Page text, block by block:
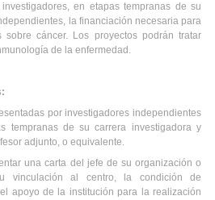
en etapas tempranas de su
la financiación necesaria para
sobre cáncer. Los proyectos podrán tratar
de la enfermedad.
por investigadores independientes
tempranas de su carrera investigadora y
adjunto, o equivalente.
una carta del jefe de su organización o
vinculación al centro, la condición de
apoyo de la institución para la realización